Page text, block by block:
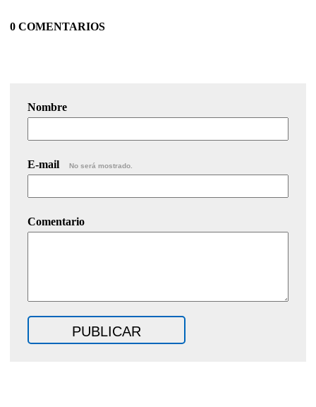
0 COMENTARIOS
Nombre
E-mail No será mostrado.
Comentario